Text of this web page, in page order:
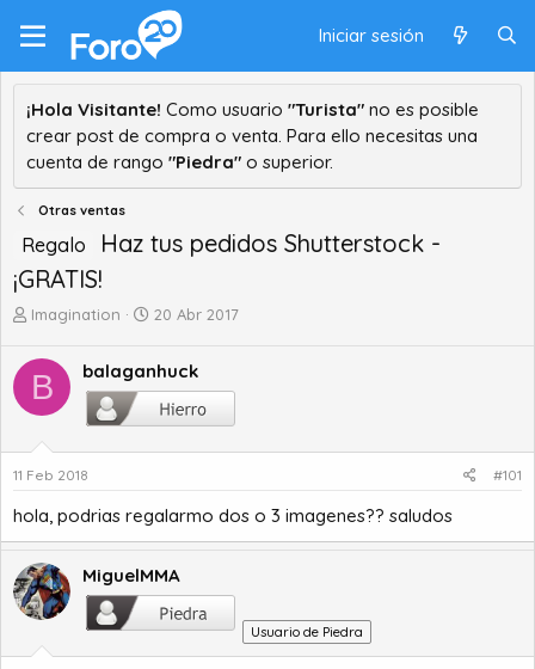
Iniciar sesión
¡Hola Visitante! Como usuario "Turista" no es posible
crear post de compra o venta. Para ello necesitas una
cuenta de rango "Piedra" o superior.
Otras ventas
Regalo
Haz tus pedidos Shutterstock -
¡GRATIS!
A
t
o
r
e
t
m
a
Imagination
F
h
a
d
e
i
c
o
20 Abr 2017
B balaganhuck
11 Feb 2018 #101
hola, podrias regalarmo dos o 3 imagenes?? saludos
MiguelMMA
Usuario de Piedra